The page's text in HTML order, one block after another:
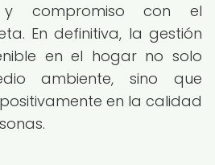
y compromiso con el
En definitiva, la gestión
en el hogar no solo
ambiente, sino que
en la calidad